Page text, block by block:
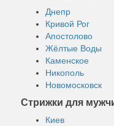
Днепр
Кривой Рог
Апостолово
Жёлтые Воды
Каменское
Никополь
Новомосковск
Стрижки для
Киев